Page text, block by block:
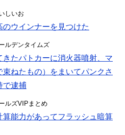
しいお
のウインナーを見つけた
ルデンタイムズ
たパトカーに消火器噴射、マ
ねたもの）をまいてパンクさ
で逮捕
ルズVIPまとめ
算能力があってフラッシュ暗算